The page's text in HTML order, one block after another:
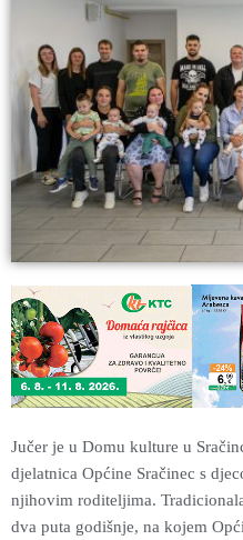
Jučer je u Domu kulture u
djelatnica Općine Sračinec s
njihovim roditeljima.
dva puta godišnje, na kojem